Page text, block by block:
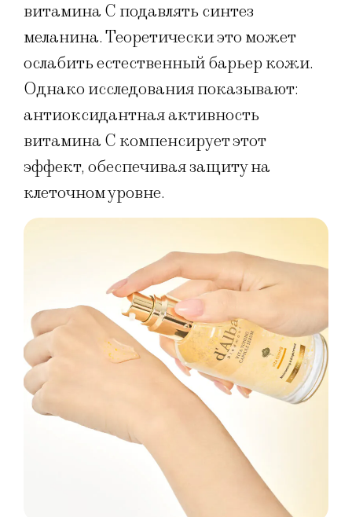
витамина С подавлять синтез
меланина. Теоретически это может
ослабить естественный барьер кожи.
Однако исследования показывают:
антиоксидантная активность
витамина С компенсирует этот
эффект, обеспечивая защиту на
клеточном уровне.